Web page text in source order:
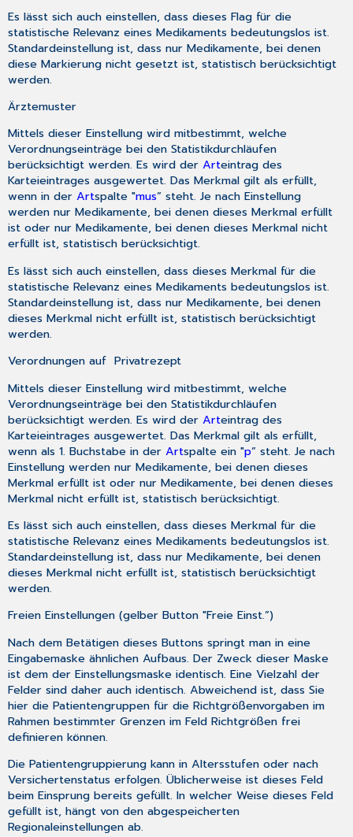
Es lässt sich auch einstellen, dass dieses Flag für die
statistische Relevanz eines Medikaments bedeutungslos ist.
Standardeinstellung ist, dass nur Medikamente, bei denen
diese Markierung nicht gesetzt ist, statistisch berücksichtigt
werden.
Ärztemuster
Mittels dieser Einstellung wird mitbestimmt, welche
Verordnungseinträge bei den Statistikdurchläufen
berücksichtigt werden. Es wird derArteintrag des
Karteieintrages ausgewertet. Das Merkmal gilt als erfüllt,
wenn in derArtspalte "mus” steht. Je nach Einstellung
werden nur Medikamente, bei denen dieses Merkmal erfüllt
ist oder nur Medikamente, bei denen dieses Merkmal nicht
erfüllt ist, statistisch berücksichtigt.
Es lässt sich auch einstellen, dass dieses Merkmal für die
statistische Relevanz eines Medikaments bedeutungslos ist.
Standardeinstellung ist, dass nur Medikamente, bei denen
dieses Merkmal nicht erfüllt ist, statistisch berücksichtigt
werden.
Verordnungen auf Privatrezept
Mittels dieser Einstellung wird mitbestimmt, welche
Verordnungseinträge bei den Statistikdurchläufen
berücksichtigt werden. Es wird derArteintrag des
Karteieintrages ausgewertet. Das Merkmal gilt als erfüllt,
wenn als 1. Buchstabe in derArtspalte ein "p” steht. Je nach
Einstellung werden nur Medikamente, bei denen dieses
Merkmal erfüllt ist oder nur Medikamente, bei denen dieses
Merkmal nicht erfüllt ist, statistisch berücksichtigt.
Es lässt sich auch einstellen, dass dieses Merkmal für die
statistische Relevanz eines Medikaments bedeutungslos ist.
Standardeinstellung ist, dass nur Medikamente, bei denen
dieses Merkmal nicht erfüllt ist, statistisch berücksichtigt
werden.
Freien Einstellungen (gelber Button "Freie Einst.”)
Nach dem Betätigen dieses Buttons springt man in eine
Eingabemaske ähnlichen Aufbaus. Der Zweck dieser Maske
ist dem der Einstellungsmaske identisch. Eine Vielzahl der
Felder sind daher auch identisch. Abweichend ist, dass Sie
hier die Patientengruppen für die Richtgrößenvorgaben im
Rahmen bestimmter Grenzen im Feld Richtgrößen frei
definieren können.
Die Patientengruppierung kann in Altersstufen oder nach
Versichertenstatus erfolgen. Üblicherweise ist dieses Feld
beim Einsprung bereits gefüllt. In welcher Weise dieses Feld
gefüllt ist, hängt von den abgespeicherten
Regionaleinstellungen ab.